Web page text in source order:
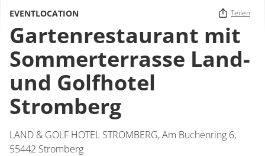
EVENTLOCATION Teilen
Gartenrestaurant mit
Sommerterrasse Land-
und Golfhotel
Stromberg
LAND & GOLF HOTEL STROMBERG,Am Buchenring 6,
55442 Stromberg